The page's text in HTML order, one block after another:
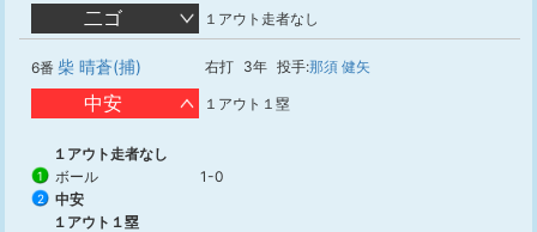
二ゴ １アウト走者なし
6番 柴 晴蒼(捕) 右打 3年 投手:那須 健矢
中安 １アウト１塁
１アウト走者なし
1 ボール 1-0
2
中安
１アウト１塁